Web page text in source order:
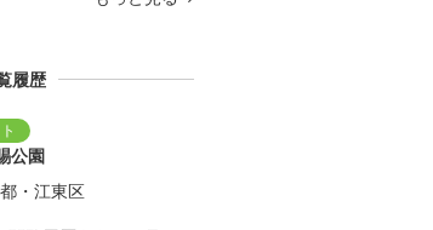
履歴
公園
・江東区